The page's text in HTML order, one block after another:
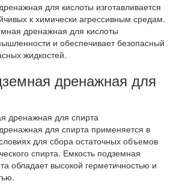
для кислоты изготавливается
к химически агрессивным средам.
дренажная для кислоты
и обеспечивает безопасный
жидкостей.
дренажная для
для спирта применяется в
для сбора остаточных объемов
спирта. Емкость подземная
обладает высокой герметичностью и